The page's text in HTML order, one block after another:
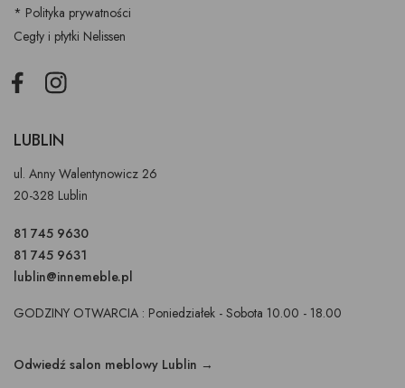
* Polityka prywatności
Cegły i płytki Nelissen
FacebookInstagram
LUBLIN
ul. Anny Walentynowicz 26
20-328 Lublin
81 745 9630
81 745 9631
lublin@innemeble.pl
GODZINY OTWARCIA : Poniedziałek - Sobota 10.00 - 18.00
Odwiedź salon meblowy Lublin →